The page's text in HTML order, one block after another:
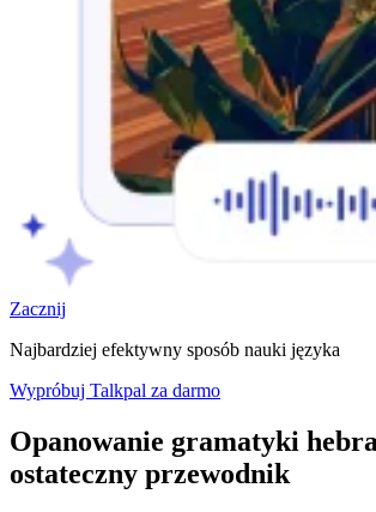
Zacznij
Najbardziej efektywny sposób nauki języka
Wypróbuj Talkpal za darmo
Opanowanie gramatyki
ostateczny przewodnik